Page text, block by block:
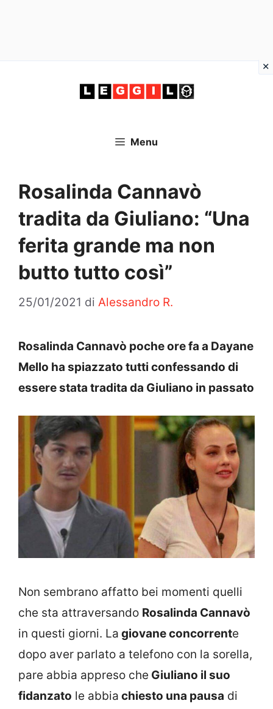
Menu
Rosalinda Cannavò
tradita da Giuliano: “Una
ferita grande ma non
butto tutto così”
25/01/2021 di Alessandro R.
Rosalinda Cannavò poche ore fa a Dayane
Mello ha spiazzato tutti confessando di
essere stata tradita da Giuliano in passato
Non sembrano affatto bei momenti quelli
che sta attraversando Rosalinda Cannavò
in questi giorni. La giovane concorrente
dopo aver parlato a telefono con la sorella,
pare abbia appreso che Giuliano il suo
fidanzato le abbia chiesto una pausa di